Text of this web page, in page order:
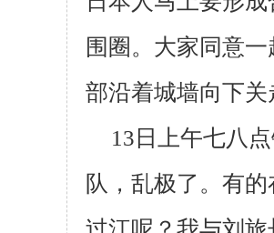
围圈。大家同意
部沿着城墙向下关
13 日上午七八
队，乱极了。有